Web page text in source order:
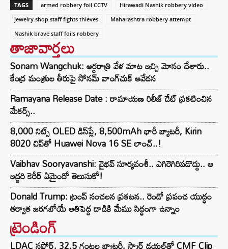
TAGS armed robbery foil CCTV
Hirawadi Nashik robbery video
jewelry shop staff fights thieves
Maharashtra robbery attempt
Nashik brave staff foils robbery
తాజావార్తలు
Sonam Wangchuk: అర్ధరాత్రి వేళ మాట ఇచ్చి మోసం చేశారు..
కేంద్ర మంత్రుల తీరుపై సోనమ్ వాంగ్‌చుక్ ఆవేదన
Ramayana Release Date : రామాయణ రిలీజ్ డేట్ ప్రకటించిన
మేకర్స్..
8,000 నిట్స్ OLED డిస్‌ప్లే, 8,500mAh భారీ బ్యాటరీ, Kirin
8020 చిప్‌తో Huawei Nova 16 SE లాంచ్..!
Vaibhav Sooryavanshi: వైభవ్ సూర్యవంశీ.. ఎగిరెగిరిపడొద్దు.. ఆ
ఇద్దరి కెరీర్ ఏమైందో తెలుసుకో!
Donald Trump: ట్రంప్ సంచలన ప్రకటన.. రెండో ప్రపంచ యుద్ధం
తర్వాత జరగబోయే అతిపెద్ద దాడికి మేము సిద్ధంగా ఉన్నాం
ట్రెండింగ్‌